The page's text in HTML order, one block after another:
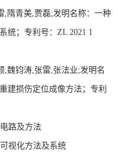
,隋青美,贾磊;发明名称：一种
统；专利号：ZL 2021 1
,魏钧涛,张雷,张法业;发明名
建损伤定位成像方法；专利
路及方法
视化方法及系统